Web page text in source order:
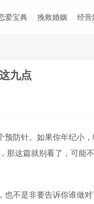
爱宝典 挽救婚姻 经营
九点
防针。如果你年纪小，
那这篇就别看了，可
不是非要告诉你谁做